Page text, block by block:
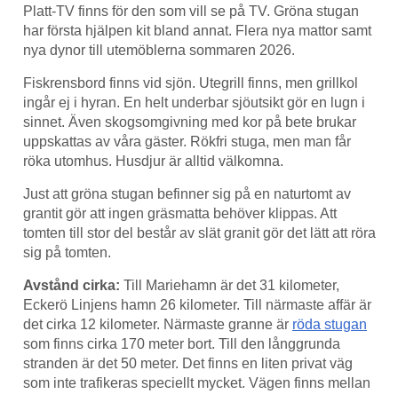
Platt-TV finns för den som vill se på TV. Gröna stugan
har första hjälpen kit bland annat. Flera nya mattor samt
nya dynor till utemöblerna sommaren 2026.
Fiskrensbord finns vid sjön. Utegrill finns, men grillkol
ingår ej i hyran. En helt underbar sjöutsikt gör en lugn i
sinnet. Även skogsomgivning med kor på bete brukar
uppskattas av våra gäster. Rökfri stuga, men man får
röka utomhus. Husdjur är alltid välkomna.
Just att gröna stugan befinner sig på en naturtomt av
grantit gör att ingen gräsmatta behöver klippas. Att
tomten till stor del består av slät granit gör det lätt att röra
sig på tomten.
Avstånd cirka: Till Mariehamn är det 31 kilometer,
Eckerö Linjens hamn 26 kilometer. Till närmaste affär är
det cirka 12 kilometer. Närmaste granne är röda stugan
som finns cirka 170 meter bort. Till den långgrunda
stranden är det 50 meter. Det finns en liten privat väg
som inte trafikeras speciellt mycket. Vägen finns mellan